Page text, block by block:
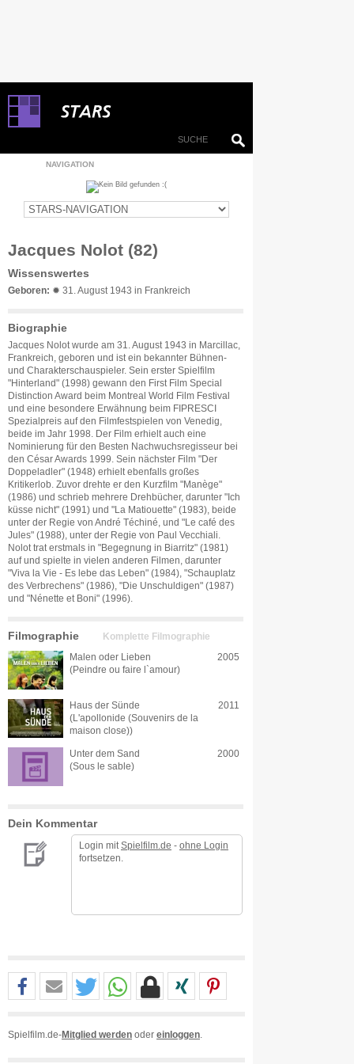
NAVIGATION
Jacques Nolot (82)
Wissenswertes
Geboren: ✹ 31. August 1943 in Frankreich
Biographie
Jacques Nolot wurde am 31. August 1943 in Marcillac,
Frankreich, geboren und ist ein bekannter Bühnen-
und Charakterschauspieler. Sein erster Spielfilm
"Hinterland" (1998) gewann den First Film Special
Distinction Award beim Montreal World Film Festival
und eine besondere Erwähnung beim FIPRESCI
Spezialpreis auf den Filmfestspielen von Venedig,
beide im Jahr 1998. Der Film erhielt auch eine
Nominierung für den Besten Nachwuchsregisseur bei
den César Awards 1999. Sein nächster Film "Der
Doppeladler" (1948) erhielt ebenfalls großes
Kritikerlob. Zuvor drehte er den Kurzfilm "Manège"
(1986) und schrieb mehrere Drehbücher, darunter "Ich
küsse nicht" (1991) und "La Matiouette" (1983), beide
unter der Regie von André Téchiné, und "Le café des
Jules" (1988), unter der Regie von Paul Vecchiali.
Nolot trat erstmals in "Begegnung in Biarritz" (1981)
auf und spielte in vielen anderen Filmen, darunter
"Viva la Vie - Es lebe das Leben" (1984), "Schauplatz
des Verbrechens" (1986), "Die Unschuldigen" (1987)
und "Nénette et Boni" (1996).
Filmographie Komplette Filmographie
Malen oder Lieben
(Peindre ou faire l`amour)
2005
Haus der Sünde
(L'apollonide (Souvenirs de la
maison close))
2011
Unter dem Sand
(Sous le sable)
2000
Dein Kommentar
Login mit Spielfilm.de - ohne Login
fortsetzen.
Spielfilm.de-Mitglied werden oder einloggen